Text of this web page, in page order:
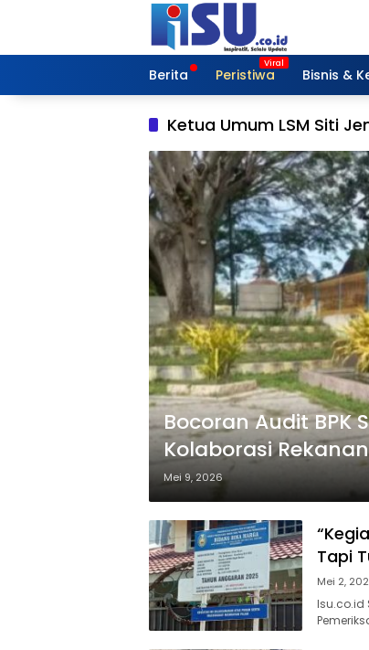
Berita Peristiwa Bisnis &
Ketua Umum LSM Siti
Bocoran Audit BPK
Kolaborasi
Mei 9, 2026
Tapi
Mei 2,
Isu.co.id